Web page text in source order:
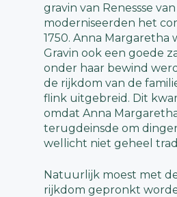
gravin van Renessse
moderniseerden het
1750. Anna Margaretha
Gravin ook een goede
onder haar bewind
de rijkdom van de
flink uitgebreid. Dit
omdat Anna
terugdeinsde om
wellicht niet geheel
Natuurlijk moest met
rijkdom gepronkt